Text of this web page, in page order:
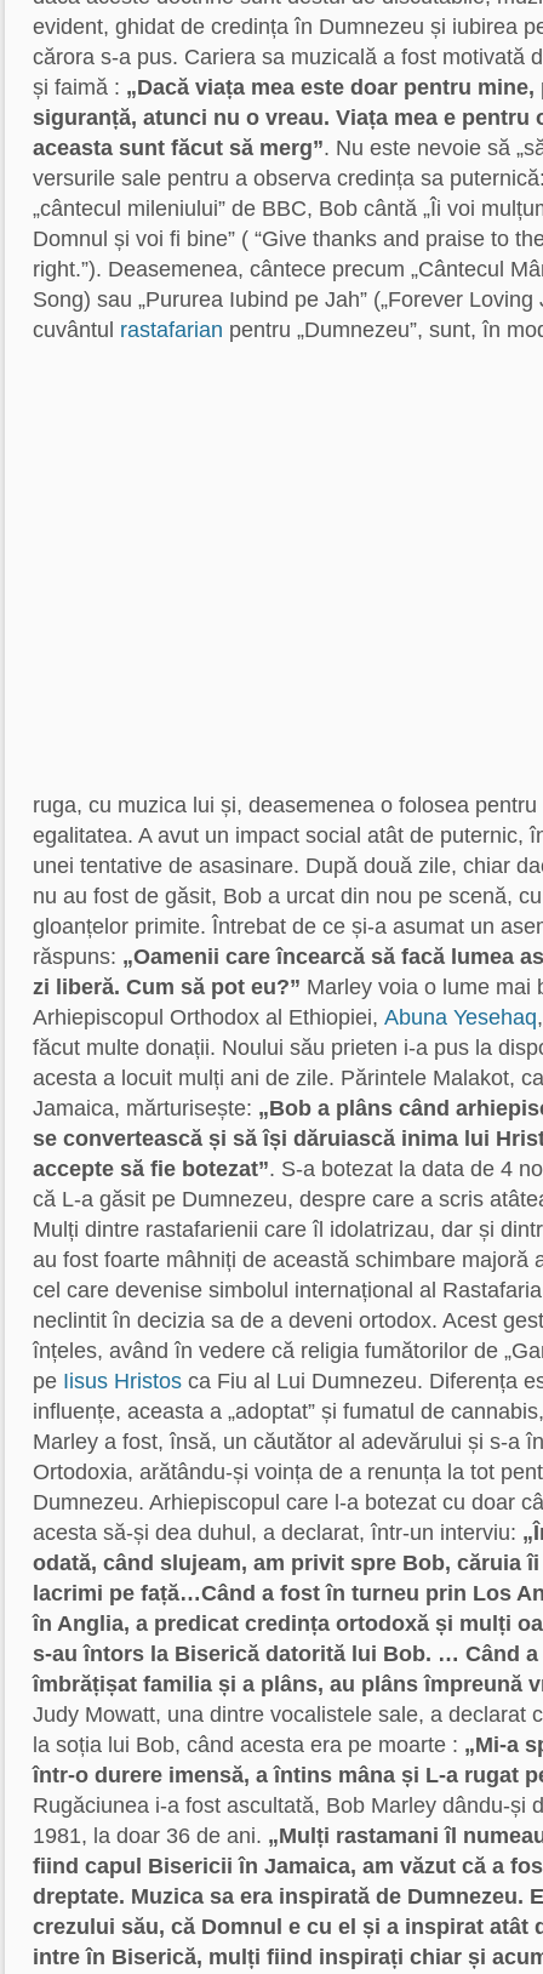
evident, ghidat de credința în Dumnezeu și iubirea
cărora s-a pus. Cariera sa muzicală a fost motivată
și faimă : „Dacă viața mea este doar pentru
siguranță, atunci nu o vreau. Viața mea e pentru
aceasta sunt făcut să merg”. Nu este nevoie să
versurile sale pentru a observa credința sa
„cântecul mileniului” de BBC, Bob cântă „Îi voi
Domnul și voi fi bine” ( “Give thanks and praise to
right.”). Deasemenea, cântece precum „Cântecul
Song) sau „Pururea Iubind pe Jah” („Forever Loving
cuvântul rastafarian pentru „Dumnezeu”, sunt, în
ruga, cu muzica lui și, deasemenea o folosea
egalitatea. A avut un impact social atât de puternic,
unei tentative de asasinare. După două zile, chiar
nu au fost de găsit, Bob a urcat din nou pe scenă,
gloanțelor primite. Întrebat de ce și-a asumat un
răspuns: „Oamenii care încearcă să facă lumea
zi liberă. Cum să pot eu?” Marley voia o lume mai
Arhiepiscopul Orthodox al Ethiopiei, Abuna Yesehaq
făcut multe donații. Noului său prieten i-a pus la
acesta a locuit mulți ani de zile. Părintele Malakot,
Jamaica, mărturisește: „Bob a plâns când
se convertească și să își dăruiască inima lui
accepte să fie botezat”. S-a botezat la data de 4
că L-a găsit pe Dumnezeu, despre care a scris
Mulți dintre rastafarienii care îl idolatrizau, dar și
au fost foarte mâhniți de această schimbare majoră
cel care devenise simbolul internațional al
neclintit în decizia sa de a deveni ortodox. Acest
înțeles, având în vedere că religia fumătorilor de
pe Iisus Hristos ca Fiu al Lui Dumnezeu. Diferența
influențe, aceasta a „adoptat” și fumatul de
Marley a fost, însă, un căutător al adevărului și s-a
Ortodoxia, arătându-și voința de a renunța la tot
Dumnezeu. Arhiepiscopul care l-a botezat cu doar
acesta să-și dea duhul, a declarat, într-un interviu:
odată, când slujeam, am privit spre Bob, căruia
lacrimi pe față…Când a fost în turneu prin Los
în Anglia, a predicat credința ortodoxă și mulți
s-au întors la Biserică datorită lui Bob. … Când
îmbrățișat familia și a plâns, au plâns împreună
Judy Mowatt, una dintre vocalistele sale, a declarat
la soția lui Bob, când acesta era pe moarte : „Mi-a
într-o durere imensă, a întins mâna și L-a rugat
Rugăciunea i-a fost ascultată, Bob Marley dându-și
1981, la doar 36 de ani. „Mulți rastamani îl
fiind capul Bisericii în Jamaica, am văzut că a
dreptate. Muzica sa era inspirată de Dumnezeu.
crezului său, că Domnul e cu el și a inspirat atât
intre în Biserică, mulți fiind inspirați chiar și